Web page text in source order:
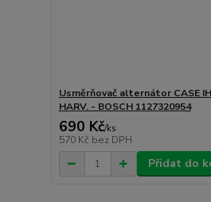
Usměrňovač alternátor CASE
HARV. - BOSCH 1127320954
690 Kč/ks
570 Kč bez DPH
Přidat do